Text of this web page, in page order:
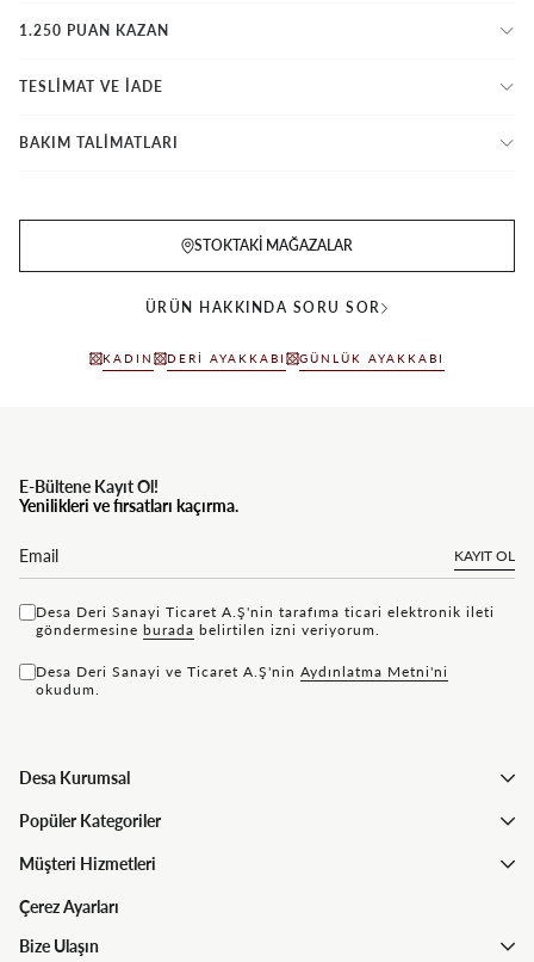
1.250 PUAN KAZAN
TESLİMAT VE İADE
BAKIM TALİMATLARI
STOKTAKI MAĞAZALAR
ÜRÜN HAKKINDA SORU SOR
KADIN DERI AYAKKABI GÜNLÜK AYAKKABI
E-Bültene Kayıt Ol!
Yenilikleri ve fırsatları kaçırma.
KAYIT OL
Desa Deri Sanayi Ticaret A.Ş'nin tarafıma ticari elektronik ileti
göndermesine bu rada belirtilen izni veriyorum.
Desa Deri Sanayi ve Ticaret A.Ş'nin Aydınlatma Metni'ni
okudum.
Desa Kurumsal
Popüler Kategoriler
Müşteri Hizmetleri
Çerez Ayarları
Bize Ulaşın